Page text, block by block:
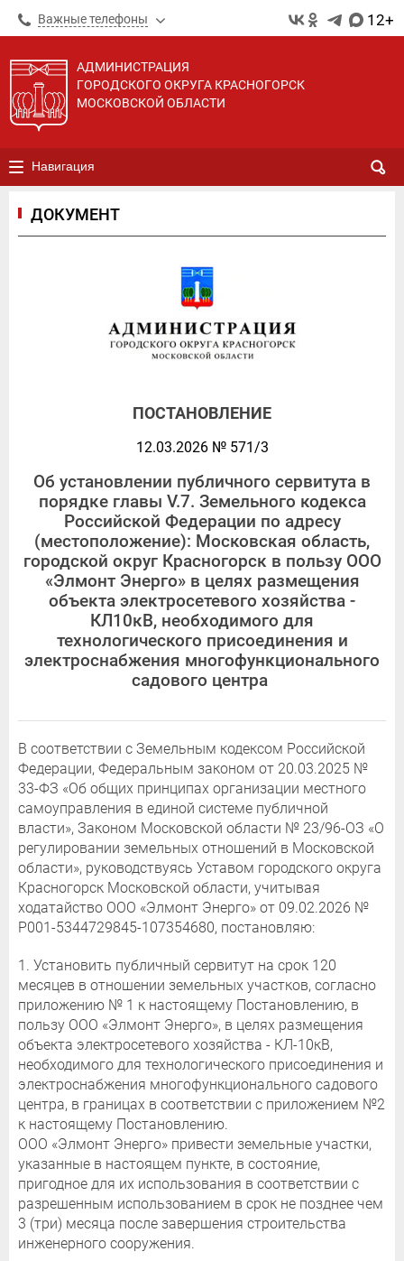
Важные телефоны 12+
АДМИНИСТРАЦИЯ
ГОРОДСКОГО ОКРУГА КРАСНОГОРСК
МОСКОВСКОЙ ОБЛАСТИ
Навигация
ДОКУМЕНТ
ПОСТАНОВЛЕНИЕ
12.03.2026 № 571/3
Об установлении публичного сервитута в
порядке главы V.7. Земельного кодекса
Российской Федерации по адресу
(местоположение): Московская область,
городской округ Красногорск в пользу ООО
«Элмонт Энерго» в целях размещения
объекта электросетевого хозяйства -
КЛ10кВ, необходимого для
технологического присоединения и
электроснабжения многофункционального
садового центра
В соответствии с Земельным кодексом Российской
Федерации, Федеральным законом от 20.03.2025 №
33-ФЗ «Об общих принципах организации местного
самоуправления в единой системе публичной
власти», Законом Московской области № 23/96-ОЗ «О
регулировании земельных отношений в Московской
области», руководствуясь Уставом городского округа
Красногорск Московской области, учитывая
ходатайство ООО «Элмонт Энерго» от 09.02.2026 №
P001-5344729845-107354680, постановляю:
1. Установить публичный сервитут на срок 120
месяцев в отношении земельных участков, согласно
приложению № 1 к настоящему Постановлению, в
пользу ООО «Элмонт Энерго», в целях размещения
объекта электросетевого хозяйства - КЛ-10кВ,
необходимого для технологического присоединения и
электроснабжения многофункционального садового
центра, в границах в соответствии с приложением №2
к настоящему Постановлению.
ООО «Элмонт Энерго» привести земельные участки,
указанные в настоящем пункте, в состояние,
пригодное для их использования в соответствии с
разрешенным использованием в срок не позднее чем
3 (три) месяца после завершения строительства
инженерного сооружения.